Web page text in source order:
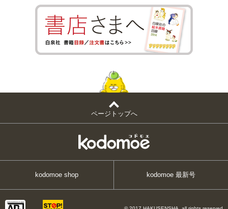
ページトップへ
kodomoe shop kodomoe 最新号